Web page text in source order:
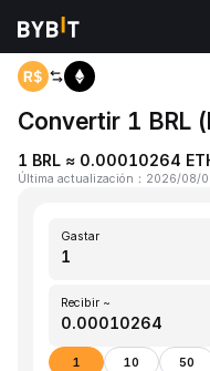
Inicio BRL to ETH
Convertir 1 BRL
1 BRL ≈ 0.00010264
Última actualización ： 2026/08/
Gastar
Recibir ~
1 10 50